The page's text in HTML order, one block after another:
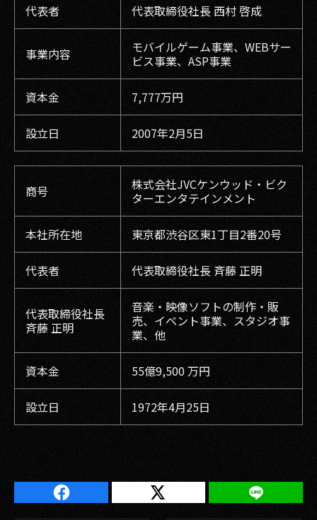
代表者 代表取締役社長 西村 啓成
事業内容
モバイルゲーム事業、WEBサー
ビス事業、ASP事業
資本金 7,777万円
設立日 2007年2月5日
商号
株式会社JVCケンウッド・ビク
ターエンタテインメント
本社所在地 東京都渋谷区東1丁目2番20号
代表者 代表取締役社長 斉藤 正明
代表取締役社長
斉藤 正明
音楽・映像ソフトの制作・販
売、イベント事業、スタジオ事
業、他
資本金 55億9,500 万円
設立日 1972年4月25日